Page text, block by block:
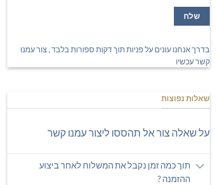
בדרך אנחנו עונים על פניות תוך דקות ספורות בלבד , צור עמנו
קשר עכשיו
שאלות נפוצות
על שאלה צור אל תהססו ליצור עמנו קשר
תוך כמה זמן נקבל את המשלוח לאחר ביצוע
ההזמנה ?